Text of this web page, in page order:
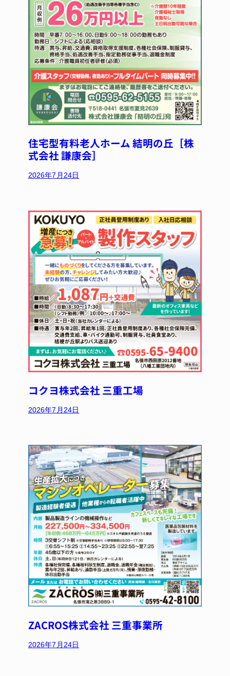
住宅型有料老人ホーム 結明の丘［株
式会社 謙康会］
2026年7月24日
コクヨ株式会社 三重工場
2026年7月24日
ZACROS株式会社 三重事業所
2026年7月24日